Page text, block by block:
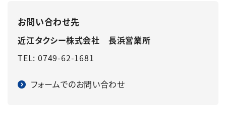
お問い合わせ先
近江タクシー株式会社 長浜営業所
TEL: 0749-62-1681
フォームでのお問い合わせ